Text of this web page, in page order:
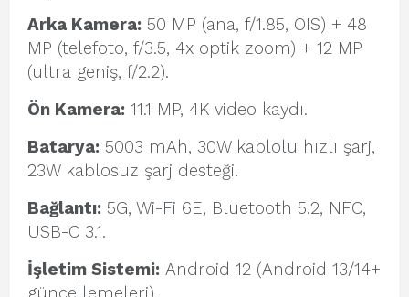
Arka Kamera: 50 MP (ana, f/1.85, OIS) + 48
MP (telefoto, f/3.5, 4x optik zoom) + 12 MP
(ultra geniş, f/2.2).
Ön Kamera: 11.1 MP, 4K video kaydı.
Batarya: 5003 mAh, 30W kablolu hızlı şarj,
23W kablosuz şarj desteği.
Bağlantı: 5G, Wi-Fi 6E, Bluetooth 5.2, NFC,
USB-C 3.1.
İşletim Sistemi: Android 12 (Android 13/14+